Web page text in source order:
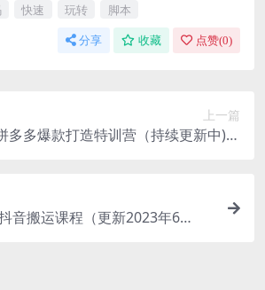
快速 玩转 脚本
分享 收藏 点赞(0)
上一篇
多多爆款打造特训营（持续更新中)，
音搬运课程（更新2023年6
机就可以操作，不用露脸)